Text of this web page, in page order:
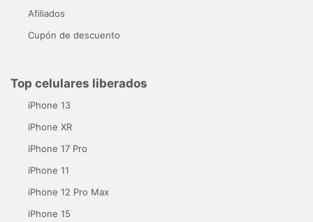
Afiliados
Cupón de descuento
Top celulares liberados
iPhone 13
iPhone XR
iPhone 17 Pro
iPhone 11
iPhone 12 Pro Max
iPhone 15